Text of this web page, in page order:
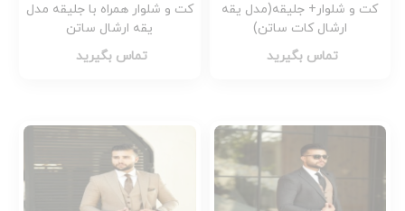
کت و شلوار+ جلیقه(مدل یقه
ارشال کات ساتن)
تماس بگیرید
کت و شلوار همراه با جلیقه مدل
یقه ارشال ساتن
تماس بگیرید